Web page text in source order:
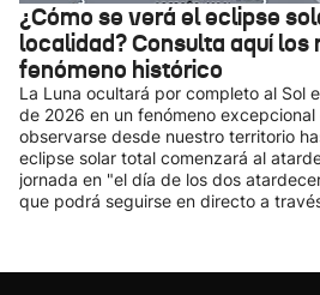
¿Cómo se verá el eclipse
localidad? Consulta aquí los
fenómeno histórico
La Luna ocultará por completo al Sol
de 2026 en un fenómeno
observarse desde nuestro territorio
eclipse solar total comenzará al
jornada en "el día de los dos
que podrá seguirse en directo a